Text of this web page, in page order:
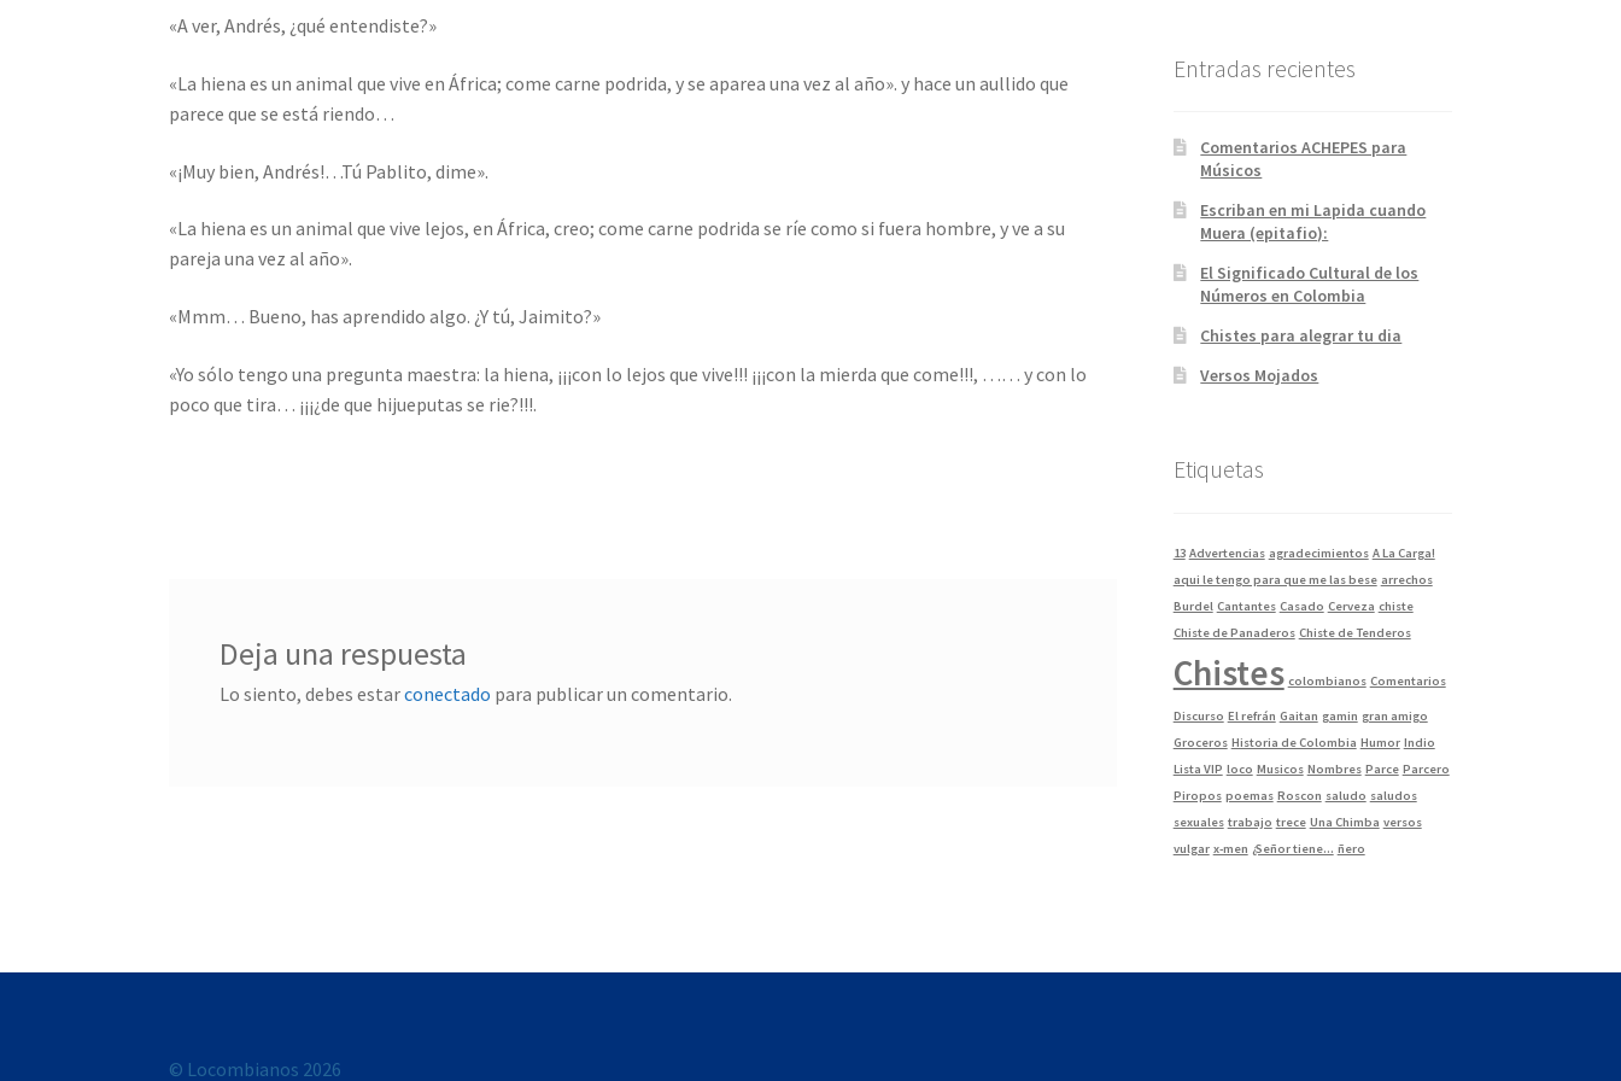
«A ver, Andrés, ¿qué entendiste?»
«La hiena es un animal que vive en África; come carne podrida, y se aparea una vez al año». y hace un aullido que
parece que se está riendo…
«¡Muy bien, Andrés!…Tú Pablito, dime».
«La hiena es un animal que vive lejos, en África, creo; come carne podrida se ríe como si fuera hombre, y ve a su
pareja una vez al año».
«Mmm… Bueno, has aprendido algo. ¿Y tú, Jaimito?»
«Yo sólo tengo una pregunta maestra: la hiena, ¡¡¡con lo lejos que vive!!! ¡¡¡con la mierda que come!!!, …… y con lo
poco que tira… ¡¡¡¿de que hijueputas se rie?!!!.
Deja una respuesta
Lo siento, debes estarconectado para publicar un comentario.
Entradas recientes
Comentarios ACHEPES para
Músicos
Escriban en mi Lapida cuando
Muera (epitafio):
El Significado Cultural de los
Números en Colombia
Chistes para alegrar tu dia
Versos Mojados
Etiquetas
13 Advertencias agradecimientos A La Carga!
aqui le tengo para que me las bese arrechos
Burdel Cantantes Casado Cerveza chiste
Chiste de Panaderos Chiste de Tenderos
Chistes colombianos Comentarios
Discurso El refrán Gaitan gamin gran amigo
Groceros Historia de Colombia Humor Indio
Lista VIP loco Musicos Nombres Parce Parcero
Piropos poemas Roscon saludo saludos
sexuales trabajo trece Una Chimba versos
vulgar x-men ¿Señor tiene... ñero
© Locombianos 2026